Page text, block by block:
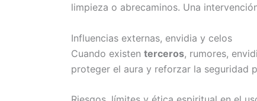
limpieza o abrecaminos. Una
Influencias externas, envidia y celos
Cuando existen terceros, rumores,
proteger el aura y reforzar la seguridad